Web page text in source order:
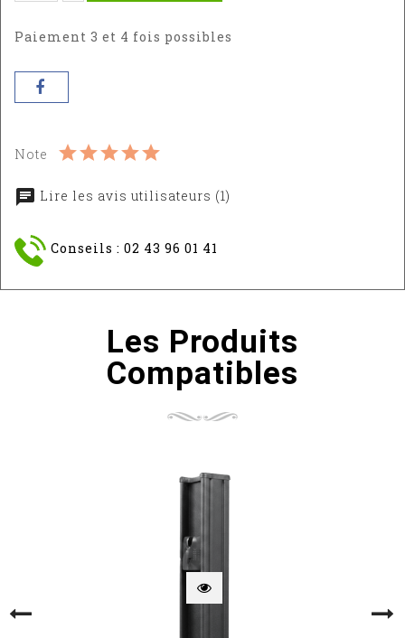
Paiement 3 et 4 fois possibles
Note
Lire les avis utilisateurs (1)
Conseils : 02 43 96 01 41
Les Produits
Compatibles